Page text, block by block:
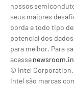
nossos
seus maiores
borda e todo tipo
potencial dos
para melhor. Para
acesse
© Intel Corporation.
Intel são marcas